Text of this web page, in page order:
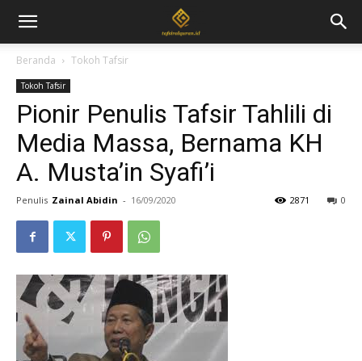
Beranda Tokoh Tafsir
Tokoh Tafsir
Pionir Penulis Tafsir Tahlili di
Media Massa, Bernama KH
A. Musta’in Syafi’i
Penulis Zainal Abidin - 16/09/2020 0
2871